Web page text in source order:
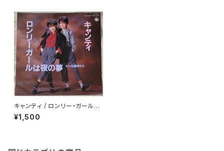
キャンティ / ロンリー・ガールは
夜の夢
¥1,500